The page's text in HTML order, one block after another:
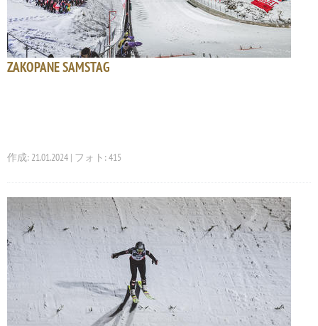
ZAKOPANE SAMSTAG
作成: 21.01.2024 | フォト: 415